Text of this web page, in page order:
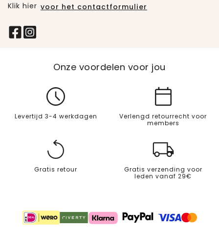
Klik hier voor het contactformulier
Onze voordelen voor jou
Levertijd 3-4 werkdagen
Verlengd retourrecht voor
members
Gratis retour
Gratis verzending voor
leden vanaf 29€